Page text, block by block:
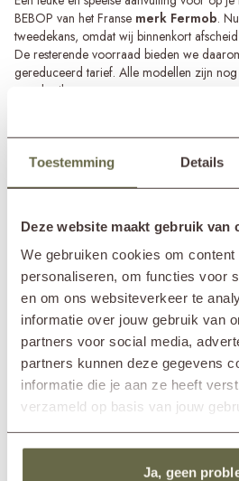
Toestemming Details
Deze website maakt gebruik van
We gebruiken cookies om
personaliseren, om functies voor
en om ons websiteverkeer te
informatie over jouw gebruik van
partners voor social media,
partners kunnen deze gegevens
informatie die je aan ze heeft
verzameld op basis van jouw
Ja, geen
BEBOP van het Franse merk Fermob.
tweedekans, omdat wij binnenkort
De resterende voorraad bieden we
gereduceerd tarief. Alle modellen zijn
ongebruikt.
Wil je in toekomst graag uitbreiden?
fabrikant houd het desalontafel BEBOP
collectie. Er kan daarom op een later
SPECIFICATIES
Merk
In showroom?
Diameter
45cm
Hoogte
45cm
Materiaal frame
staal
Materiaal blad
Anderen